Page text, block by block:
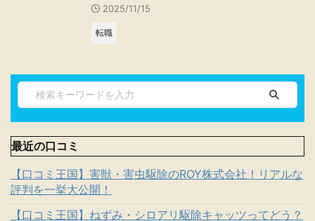
2025/11/15
転職
最近の口コミ
【口コミ王国】害獣・害虫駆除のROY株式会社！リアルな
評判を一挙大公開！
【口コミ王国】ねずみ・シロアリ駆除キャッツってどう？